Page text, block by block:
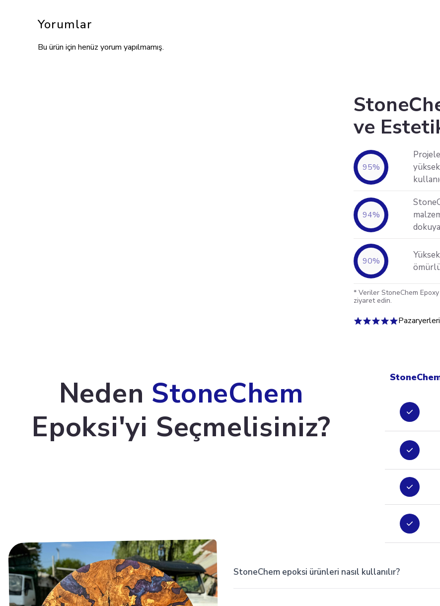
Yorumlar
Bu ürün için henüz yorum yapılmamış.
ve
95%
94%
90%
* Veriler StoneChem
ziyaret edin.
Neden StoneChem
Epoksi'yi Seçmelisiniz?
StoneChem epoksi ürünleri nasıl kullanılır?